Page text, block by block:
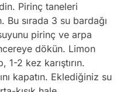
Pirinç taneleri
sırada 3 su bardağı
pirinç ve arpa
dökün. Limon
2 kez karıştırın.
kapatın. Eklediğiniz su